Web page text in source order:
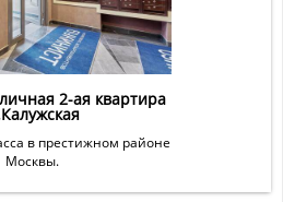
2-ая квартира
в престижном районе
Москвы.